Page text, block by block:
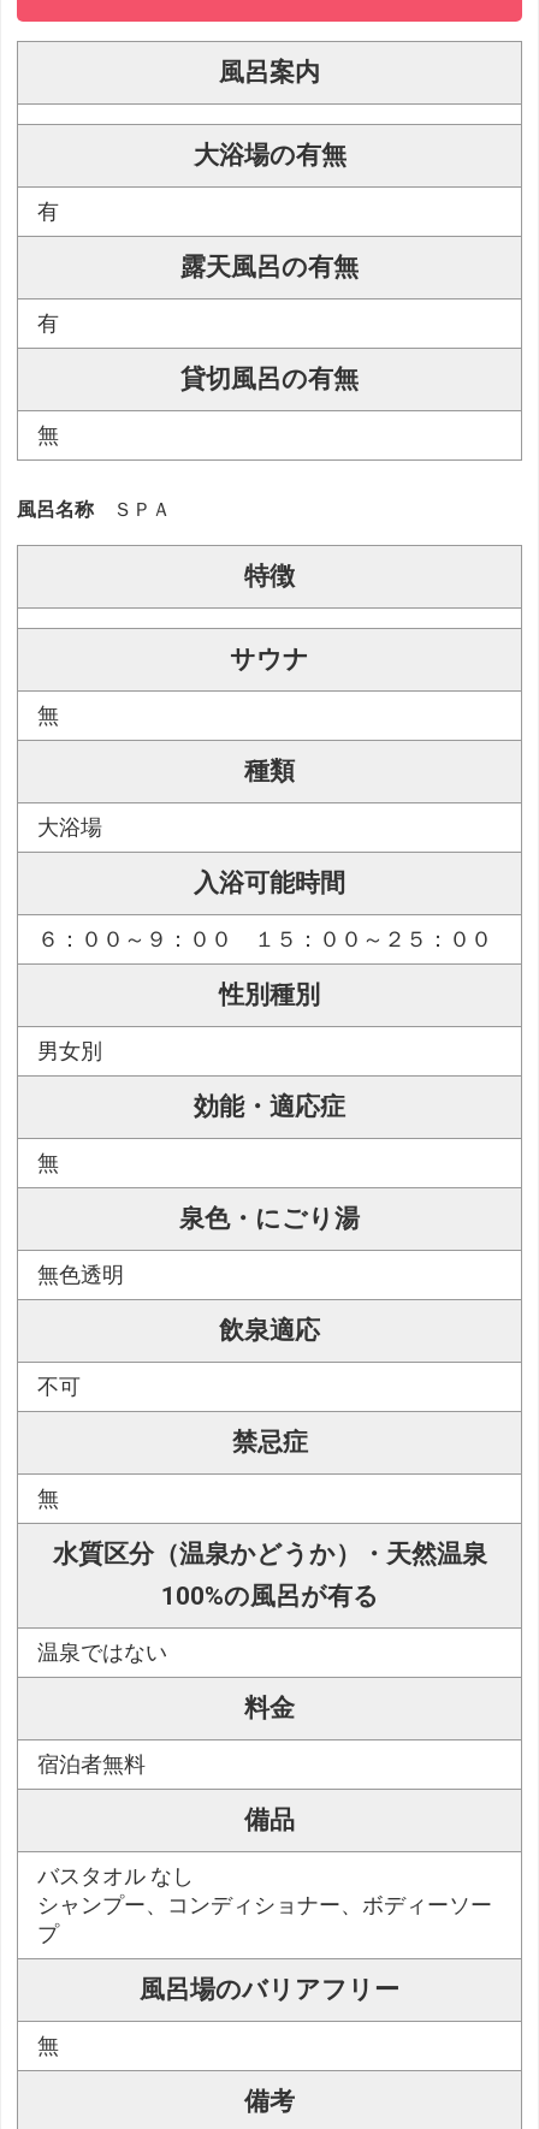
風呂案内
大浴場の有無
有
露天風呂の有無
有
貸切風呂の有無
無
風呂名称 ＳＰＡ
特徴
サウナ
無
種類
大浴場
入浴可能時間
６：００～９：００ １５：００～２５：００
性別種別
男女別
効能・適応症
無
泉色・にごり湯
無色透明
飲泉適応
不可
禁忌症
無
水質区分（温泉かどうか）・天然温泉
100%の風呂が有る
温泉ではない
料金
宿泊者無料
備品
バスタオル なし
シャンプー、コンディショナー、ボディーソー
プ
風呂場のバリアフリー
無
備考